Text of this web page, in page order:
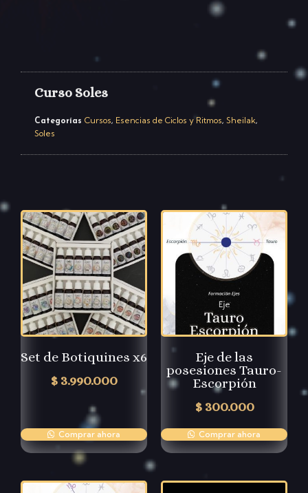
Curso Soles
Categorías Cursos, Esencias de Ciclos y Ritmos, Sheilak,
Soles
Set de Botiquines x6
$ 3.990.000
Comprar ahora
Eje de las
posesiones Tauro-
Escorpión
$300.000
Comprar ahora